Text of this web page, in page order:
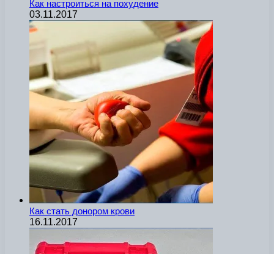
Как настроиться на похудение
03.11.2017
Как стать донором крови
16.11.2017